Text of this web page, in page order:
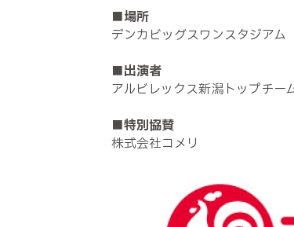
■場所
デンカビッグスワンスタジアム
■出演者
アルビレックス新潟トップチー
■特別協賛
株式会社コメリ